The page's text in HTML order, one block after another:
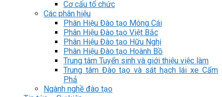
Cơ cấu tổ chức
Các phân hiệu
Phân Hiệu Đào tạo Móng Cái
Phân Hiệu Đào tạo Việt Bắc
Phân Hiệu Đào tạo Hữu Nghị
Phân Hiệu Đào tạo Hoành Bồ
Trung tâm Tuyển sinh và giới thiệu việc làm
Trung tâm Đào tạo và sát hạch lái xe Cẩm
Phả
Ngành nghề đào tạo